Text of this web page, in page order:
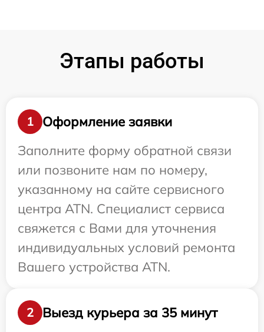
Этапы работы
1
Оформление заявки
Заполните форму обратной связи
или позвоните нам по номеру,
указанному на сайте сервисного
центра ATN. Специалист сервиса
свяжется с Вами для уточнения
индивидуальных условий ремонта
Вашего устройства ATN.
2 Выезд курьера за 35 минут